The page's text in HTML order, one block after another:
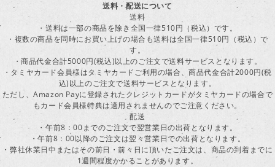
送料・配送について
送料
・送料は一部の商品を除き全国一律510円（税込）です。
・複数の商品を同時にお買い上げの場合も送料は全国一律510円（税込）で
す。
・商品代金合計5000円(税込)以上のご注文で送料サービスとなります。
・タミヤカード会員様はタミヤカードご利用の場合、商品代金合計2000円(税
込)以上のご注文で送料サービスとなります。
ただし、Amazon Payに登録されたクレジットカードがタミヤカードの場合で
もカード会員様特典は適用されませんのでご注意ください。
配送
・午前8：00までのご注文で翌営業日の出荷となります。
・午前8：00以降のご注文は翌々営業日での出荷となります。
・弊社休業日中またはその前日・前々日に頂いたご注文は、商品の到着までに
1週間程度かかることがあります。